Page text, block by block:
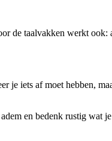
de taalvakken werkt
je iets af moet hebben,
en bedenk rustig wat